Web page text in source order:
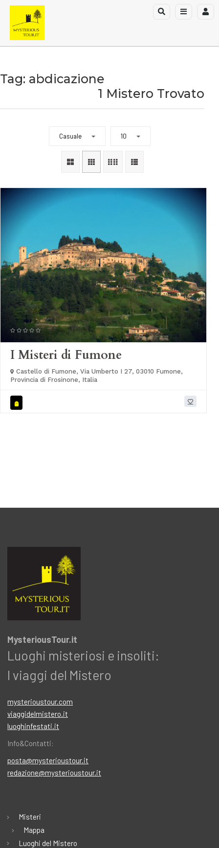
Tag: abdicazione
1 Mistero Trovato
Casuale 10
I Misteri di Fumone
Castello di Fumone, Via Umberto I 27, 03010 Fumone,
Provincia di Frosinone, Italia
MysteriousTour.it
Luoghi misteriosi e insoliti:
I viaggi del Mistero
mysterioustour.com
viaggidelmistero.it
luoghinfestati.it
Info&Contatti:
posta@mysterioustour.it
redazione@mysterioustour.it
Misteri
Mappa
Luoghi del Mistero